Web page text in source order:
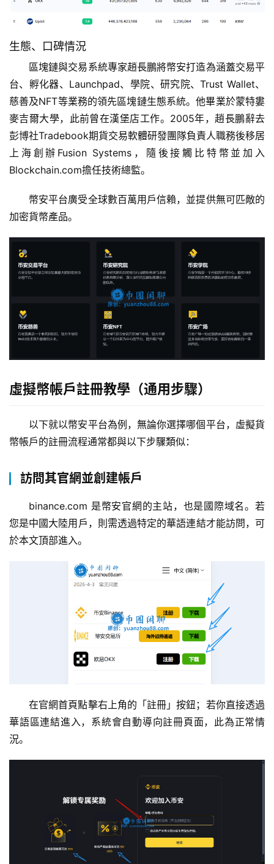
生態、口碑情況
區塊鏈與交易系統專家趙長鵬將幣安打造為涵蓋交易平
台、孵化器、Launchpad、學院、研究院、Trust Wallet、
慈善及NFT等業務的領先區塊鏈生態系統。他畢業於蒙特婁
麥吉爾大學，此前曾在漢堡店工作。2005年，趙長鵬辭去
彭博社Tradebook期貨交易軟體研發團隊負責人職務後移居
上海創辦Fusion Systems，隨後接觸比特幣並加入
Blockchain.com擔任技術總監。
幣安平台廣受全球數百萬用戶信賴，並提供無可匹敵的
加密貨幣產品。
虛擬幣帳戶註冊教學（通用步驟）
以下就以幣安平台為例，無論你選擇哪個平台，虛擬貨
幣帳戶的註冊流程通常都與以下步驟類似：
訪問其官網並創建帳戶
binance.com 是幣安官網的主站，也是國際域名。若
您是中國大陸用戶，則需透過特定的華語連結才能訪問，可
於本文頂部進入。
在官網首頁點擊右上角的「註冊」按鈕；若你直接透過
華語區連結進入，系統會自動導向註冊頁面，此為正常情
況。